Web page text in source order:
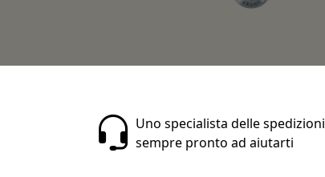
Uno specialista delle spedizioni
sempre pronto ad aiutarti